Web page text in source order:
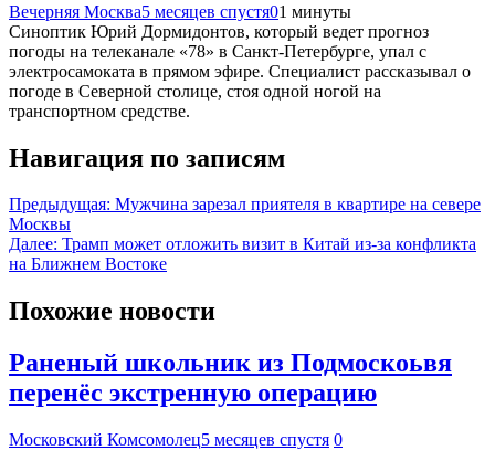
Вечерняя Москва5 месяцев спустя01 минуты
Синоптик Юрий Дормидонтов, который ведет прогноз
погоды на телеканале «78» в Санкт-Петербурге, упал с
электросамоката в прямом эфире. Специалист рассказывал о
погоде в Северной столице, стоя одной ногой на
транспортном средстве.
Навигация по записям
Предыдущая: Мужчина зарезал приятеля в квартире на севере
Москвы
Далее: Трамп может отложить визит в Китай из-за конфликта
на Ближнем Востоке
Похожие новости
Раненый школьник из Подмоскоьвя
перенёс экстренную операцию
Московский Комсомолец5 месяцев спустя 0